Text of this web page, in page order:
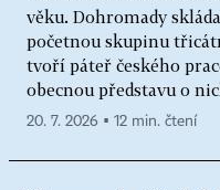
věku. Dohromady
početnou skupinu
tvoří páteř českého
obecnou představu o
20. 7. 2026 ▪ 12 min. čtení